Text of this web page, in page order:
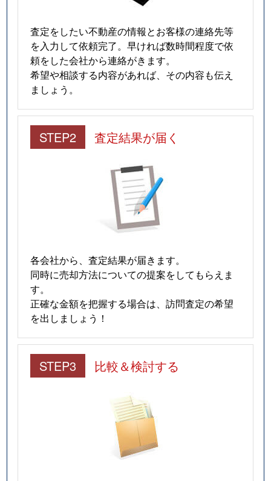
査定をしたい不動産の情報とお客様の連絡先等
を入力して依頼完了。早ければ数時間程度で依
頼をした会社から連絡がきます。
希望や相談する内容があれば、その内容も伝え
ましょう。
STEP2 査定結果が届く
各会社から、査定結果が届きます。
同時に売却方法についての提案をしてもらえま
す。
正確な金額を把握する場合は、訪問査定の希望
を出しましょう！
STEP3 比較＆検討する